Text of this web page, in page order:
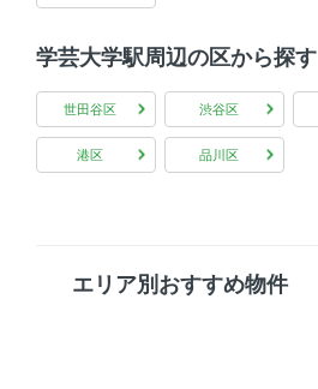
学芸大学駅周辺の区から探す
世田谷区 渋谷区
港区 品川区
エリア別おすすめ物件